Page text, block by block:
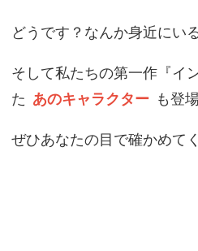
どうです？なんか身近にい
そして私たちの第一作『イ
た あのキャラクター も登
ぜひあなたの目で確かめて